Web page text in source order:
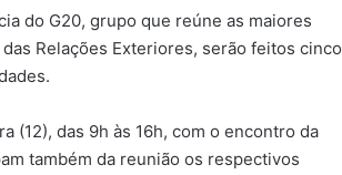
do G20, grupo que reúne as maiores
Relações Exteriores, serão feitos cinco
(12), das 9h às 16h, com o encontro da
também da reunião os respectivos